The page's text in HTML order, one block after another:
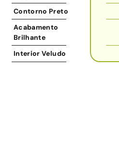
Contorno Preto
Acabamento
Brilhante
Interior Veludo